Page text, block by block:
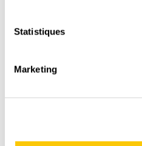
Statistiques
Marketing